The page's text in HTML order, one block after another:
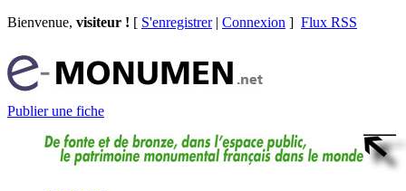
Bienvenue, visiteur ! [ S'enregistrer| Connexion ] Flux RSS
Publier une fiche